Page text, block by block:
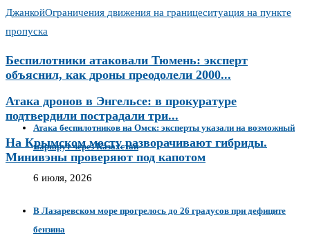
ДжанкойОграничения движения на границеситуация на пункте
пропуска
Беспилотники атаковали Тюмень: эксперт
объяснил, как дроны преодолели 2000...
Атака дронов в Энгельсе: в прокуратуре
подтвердили пострадали три...
На Крымском мосту разворачивают гибриды.
Минивэны проверяют под капотом
Атака беспилотников на Омск: эксперты указали на возможный
маршрут через Казахстан
6 июля, 2026
В Лазаревском море прогрелось до 26 градусов при дефиците
бензина